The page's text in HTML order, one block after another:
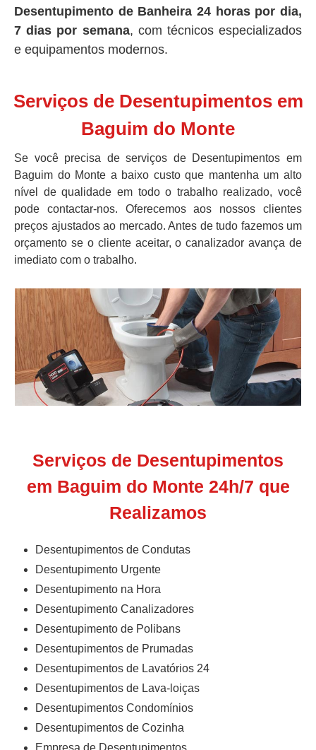
Desentupimento de Banheira 24 horas por dia,
7 dias por semana, com técnicos especializados
e equipamentos modernos.
Serviços de Desentupimentos em
Baguim do Monte
Se você precisa de serviços de Desentupimentos em
Baguim do Monte a baixo custo que mantenha um alto
nível de qualidade em todo o trabalho realizado, você
pode contactar-nos. Oferecemos aos nossos clientes
preços ajustados ao mercado. Antes de tudo fazemos um
orçamento se o cliente aceitar, o canalizador avança de
imediato com o trabalho.
Serviços de Desentupimentos
em Baguim do Monte 24h/7 que
Realizamos
Desentupimentos de Condutas
Desentupimento Urgente
Desentupimento na Hora
Desentupimento Canalizadores
Desentupimento de Polibans
Desentupimentos de Prumadas
Desentupimentos de Lavatórios 24
Desentupimentos de Lava-loiças
Desentupimentos Condomínios
Desentupimentos de Cozinha
Empresa de Desentupimentos